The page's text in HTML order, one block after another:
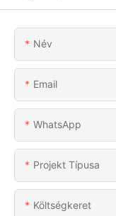
Név
Email
WhatsApp
Projekt Típusa
Költségkeret